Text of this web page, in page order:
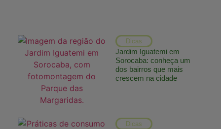
Dicas
Jardim Iguatemi em
Sorocaba: conheça um
dos bairros que mais
crescem na cidade
Dicas